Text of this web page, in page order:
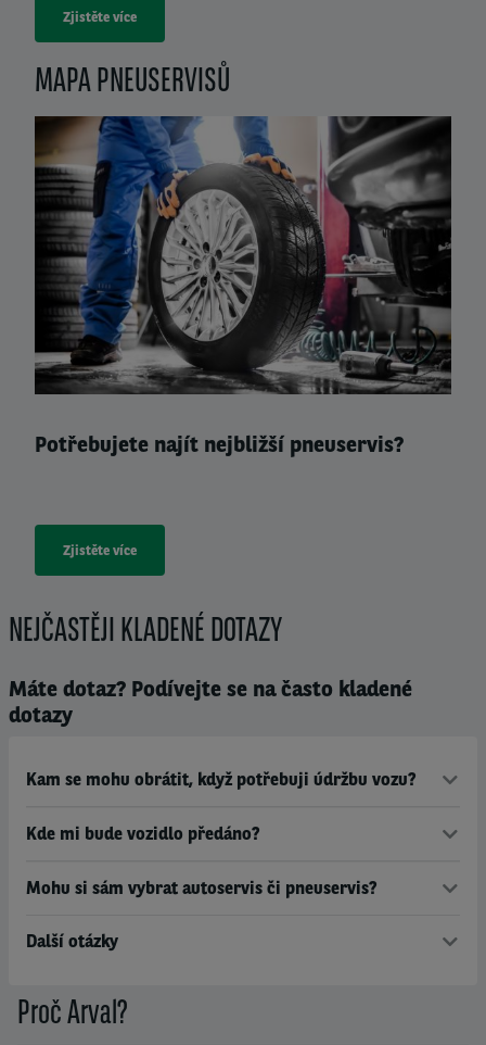
Zjistěte více
Right
column
MAPA PNEUSERVISŮ
Potřebujete najít nejbližší pneuservis?
Zjistěte více
NEJČASTĚJI KLADENÉ DOTAZY
Máte dotaz? Podívejte se na často kladené
dotazy
Kam se mohu obrátit, když potřebuji údržbu vozu?
Kde mi bude vozidlo předáno?
Mohu si sám vybrat autoservis či pneuservis?
Další otázky
Proč Arval?